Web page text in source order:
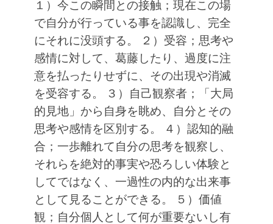
１）今この瞬間との接触；現在この場
で自分が行っている事を認識し、完全
にそれに没頭する。
２）受容；思考や
感情に対して、葛藤したり、過度に注
意を払ったりせずに、その出現や消滅
を受容する。
３）自己観察者；「大局
的見地」から自身を眺め、自分とその
思考や感情を区別する。
４）認知的融
合；一歩離れて自分の思考を観察し、
それらを絶対的事実や恐ろしい体験と
してではなく、一過性の内的な出来事
として見ることができる。
５）価値
観；自分個人として何が重要ないし有